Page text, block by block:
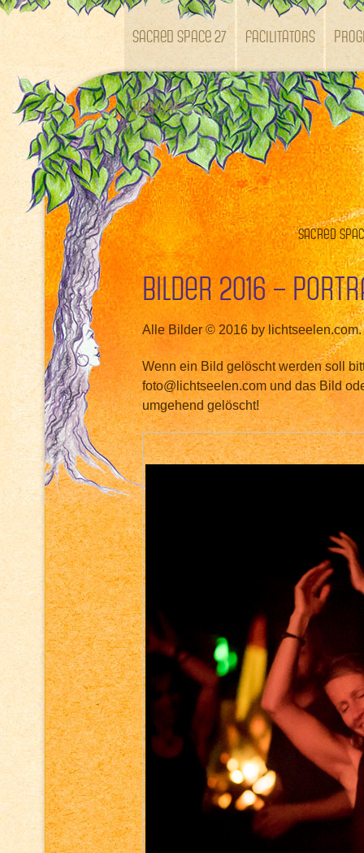
SACRED SPACE 27 Facilitators
Kontakt
Sacred
Bilder 2016 –
Alle Bilder © 2016 by lichtseelen.com.
Wenn ein Bild gelöscht werden soll
foto@lichtseelen.com und das Bild
umgehend gelöscht!